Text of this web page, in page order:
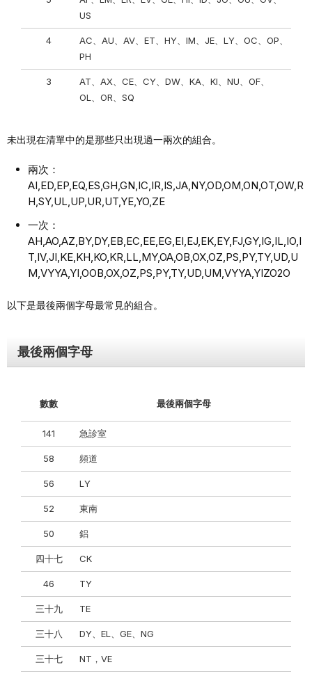
US
4
AC、AU、AV、ET、HY、IM、JE、LY、OC、OP、
PH
3
AT、AX、CE、CY、DW、KA、KI、NU、OF、
OL、OR、SQ
未出現在清單中的是那些只出現過一兩次的組合。
兩次：
AI,ED,EP,EQ,ES,GH,GN,IC,IR,IS,JA,NY,OD,OM,ON,OT,OW,R
H,SY,UL,UP,UR,UT,YE,YO,ZE
一次：
AH,AO,AZ,BY,DY,EB,EC,EE,EG,EI,EJ,EK,EY,FJ,GY,IG,IL,IO,I
T,IV,JI,KE,KH,KO,KR,LL,MY,OA,OB,OX,OZ,PS,PY,TY,UD,U
M,VYYA,YI,OOB,OX,OZ,PS,PY,TY,UD,UM,VYYA,YIZO2O
以下是最後兩個字母最常見的組合。
最後兩個字母
數數 最後兩個字母
141 急診室
58 頻道
56 LY
52 東南
50 鋁
四十七 CK
46 TY
三十九 TE
三十八 DY、EL、GE、NG
三十七 NT，VE